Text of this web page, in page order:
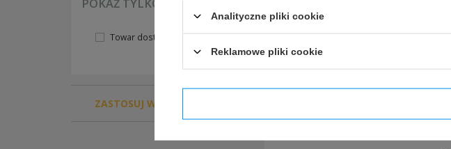
REKONSTRUKCJA US & UK 39-45
REKONSTRUKCJA BRYTYJSKA PSZ FRANCJA
insygnia i odznaczenia brytyjskie oraz psz
diy - okucia i materiały
POKAŻ TYLKO
Towar dostępny
ZASTOSUJ WYBRANE FILTRY
Patki kołnierzowe Luftwaffe -
33,00 zł
Analityczne pliki cookie
Reklamowe pliki cookie